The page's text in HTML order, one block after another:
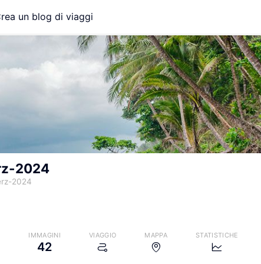
un blog di viaggi
2024
2024
IMMAGINI
42
VIAGGIO MAPPA STATISTICHE